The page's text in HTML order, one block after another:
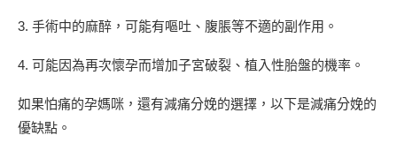
3. 手術中的麻醉，可能有嘔吐、腹脹等不適的副作用。
4. 可能因為再次懷孕而增加子宮破裂、植入性胎盤的機率。
如果怕痛的孕媽咪，還有減痛分娩的選擇，以下是減痛分娩的
優缺點。